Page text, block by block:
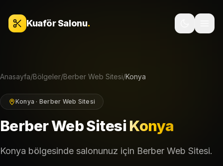
Kuaför Salonu.
Anasayfa/Bölgeler/Berber Web Sitesi/Konya
Konya · Berber Web Sitesi
Berber Web SitesiKonya
Konya bölgesinde salonunuz için Berber Web Sitesi.